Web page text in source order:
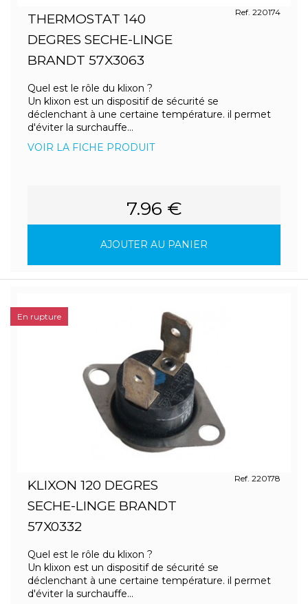
THERMOSTAT 140
DEGRES SECHE-LINGE
BRANDT 57X3063
Ref. 220174
Quel est le rôle du klixon ?
Un klixon est un dispositif de sécurité se
déclenchant à une certaine température. il permet
d'éviter la surchauffe...
VOIR LA FICHE PRODUIT
7.96 €
AJOUTER AU PANIER
KLIXON 120 DEGRES
SECHE-LINGE BRANDT
57X0332
Ref. 220178
Quel est le rôle du klixon ?
Un klixon est un dispositif de sécurité se
déclenchant à une certaine température. il permet
d'éviter la surchauffe...
En rupture